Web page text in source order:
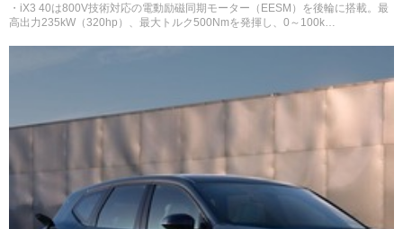
スクープ
・iX3 40は800V技術対応の電動励磁同期モーター（EESM）を後輪に搭載。最
高出力235kW（320hp）、最大トルク500Nmを発揮し、0～100k…